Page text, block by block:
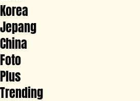
Korea
Jepang
China
Foto
Plus
Trending